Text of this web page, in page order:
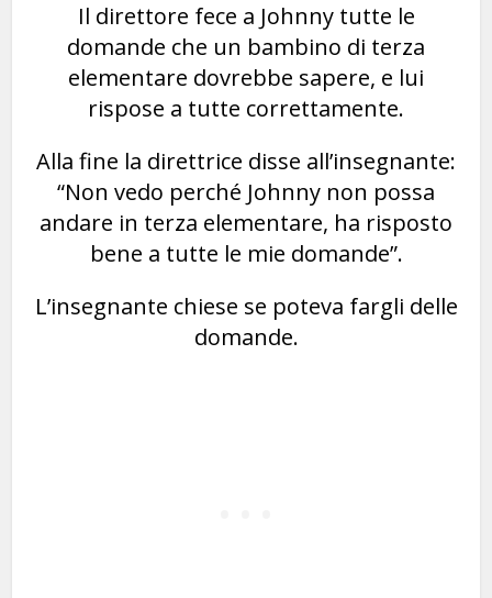
Il direttore fece a Johnny tutte le
domande che un bambino di terza
elementare dovrebbe sapere, e lui
rispose a tutte correttamente.
Alla fine la direttrice disse all’insegnante:
“Non vedo perché Johnny non possa
andare in terza elementare, ha risposto
bene a tutte le mie domande”.
L’insegnante chiese se poteva fargli delle
domande.